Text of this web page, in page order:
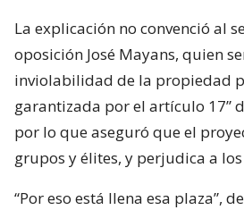
La explicación no convenció al
oposición José Mayans, quien
inviolabilidad de la propiedad
garantizada por el artículo 17”
por lo que aseguró que el
grupos y élites, y perjudica a
“Por eso está llena esa plaza”,